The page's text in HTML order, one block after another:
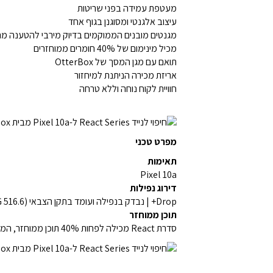
מעטפת עמידה בפני שריטות
עיצוב אלגנטי ומסוגנן בגוף אחד
מגנטים מובנים הממוקמים בדיוק מירבי להטענה
מכיל מינימום של 40% חומרים ממוחזרים
תואם עם מגן המסך של OtterBox
אריזת מכירה הניתנת למיחזור
חוויית לקוח נוחה וללא טרחה
מפרט טכני
תאימות
Pixel 10a
דירוג נפילות
Drop+ | נבדק בנפילה ועומד בתקן הצבאי (MIL-STD-810G 516.6)
תוכן ממוחזר
סדרת React מכילה לפחות 40% תוכן ממוחזר, המורכב מ-100% פלסטיק ממוחזר